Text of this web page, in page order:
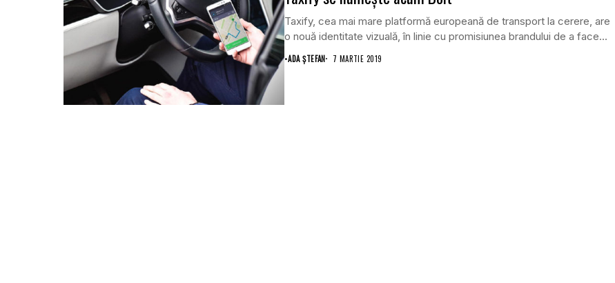
Taxify, cea mai mare platformă europeană de transport la cerere, are
o nouă identitate vizuală, în linie cu promisiunea brandului de a face...
•ADA ȘTEFAN 7 MARTIE 2019